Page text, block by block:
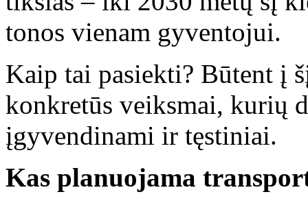
tonos vienam gyventojui.
Kaip tai pasiekti? Būtent į
konkretūs veiksmai, kurių
įgyvendinami ir tęstiniai.
Kas planuojama